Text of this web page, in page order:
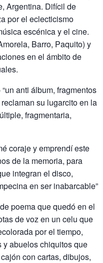
Argentina. Difícil de
por el eclecticismo
escénica y el cine.
Barro, Paquito) y
en el ámbito de
anti álbum, fragmentos
su lugarcito en la
fragmentaria,
coraje y emprendí este
de la memoria, para
integran el disco,
en ser inabarcable”
poema que quedó en el
de voz en un celu que
por el tiempo,
abuelos chiquitos que
con cartas, dibujos,